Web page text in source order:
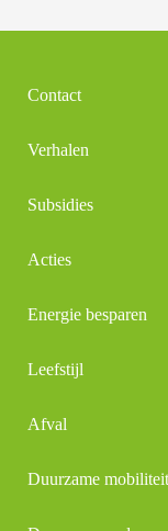
Contact
Verhalen
Subsidies
Acties
Energie besparen
Leefstijl
Afval
Duurzame mobiliteit